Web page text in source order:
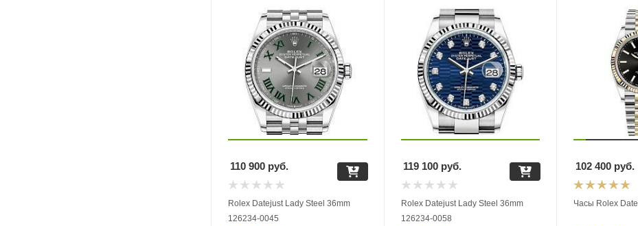
Rolex Datejust Lady Steel 36mm
126234-0045
110 900 руб.
Rolex Datejust Lady Steel 36mm
126234-0058
119 100руб.
Часы Rolex
102 400 руб.